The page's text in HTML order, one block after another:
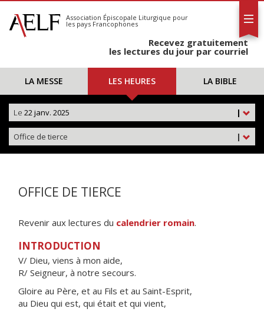
S'abonner
Calendrier
Association Épiscopale Liturgique pour
les pays Francophones
Recevez gratuitement
les lectures du jour par courriel
LA MESSE LES HEURES LA BIBLE
|
Le 22 janv. 2025
|
Office de tierce
OFFICE DE TIERCE
Revenir aux lectures du calendrier romain.
INTRODUCTION
V/ Dieu, viens à mon aide,
R/ Seigneur, à notre secours.
Gloire au Père, et au Fils et au Saint-Esprit,
au Dieu qui est, qui était et qui vient,